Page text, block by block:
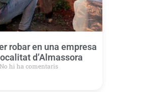
robar en una empresa
d’Almassora
No hi ha comentaris